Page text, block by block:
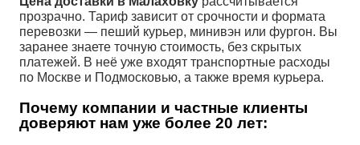
прозрачно. Тариф зависит от срочности и формата
перевозки — пеший курьер, минивэн или фургон. Вы
заранее знаете точную стоимость, без скрытых
платежей. В неё уже входят транспортные расходы
по Москве и Подмосковью, а также время курьера.
Почему компании и частные клиенты
доверяют нам уже более 20 лет: